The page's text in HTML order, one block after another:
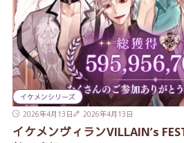
イケメンシリーズ
2026年4月13日
2026年4月13日
イケメンヴィランVILLAIN’s